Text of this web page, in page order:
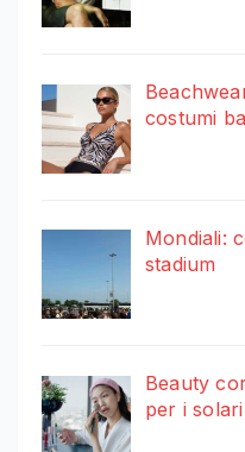
costumi
Mondiali:
stadium
Beauty
per i solari